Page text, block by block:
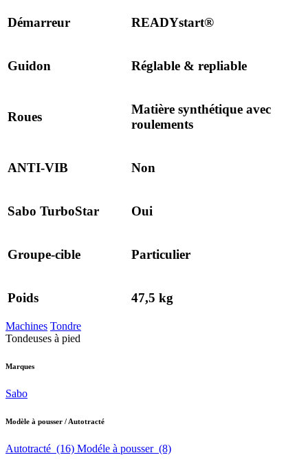
Démarreur READYstart®
Guidon Réglable & repliable
Roues
Matière synthétique avec
roulements
ANTI-VIB Non
Sabo TurboStar Oui
Groupe-cible Particulier
Poids 47,5 kg
Machines Tondre
Tondeuses à pied
Marques
Sabo
Modèle à pousser / Autotracté
Autotracté (16) Modéle à pousser (8)